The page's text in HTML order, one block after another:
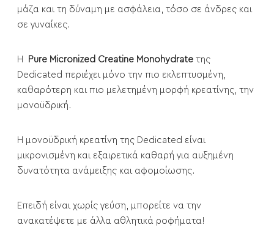
μάζα και τη δύναμη με ασφάλεια, τόσο σε άνδρες και
σε γυναίκες.
Η Pure Micronized Creatine Monohydrate της
Dedicated περιέχει μόνο την πιο εκλεπτυσμένη,
καθαρότερη και πιο μελετημένη μορφή κρεατίνης, την
μονοϋδρική.
Η μονοϋδρική κρεατίνη της Dedicated είναι
μικρονισμένη και εξαιρετικά καθαρή για αυξημένη
δυνατότητα ανάμειξης και αφομοίωσης.
Επειδή είναι χωρίς γεύση, μπορείτε να την
ανακατέψετε με άλλα αθλητικά ροφήματα!